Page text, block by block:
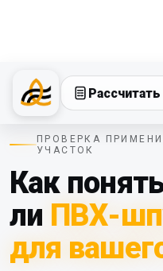
ПРОВЕРКА
УЧАСТОК
Как
ли ПВХ-
для